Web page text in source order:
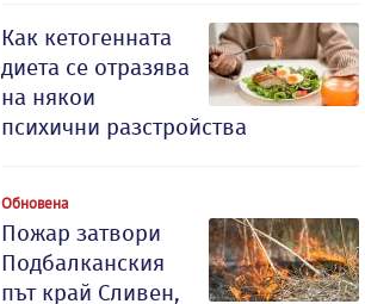
Как кетогенната
диета се отразява
на някои
психични разстройства
Обновена
Пожар затвори
Подбалканския
път край Сливен,